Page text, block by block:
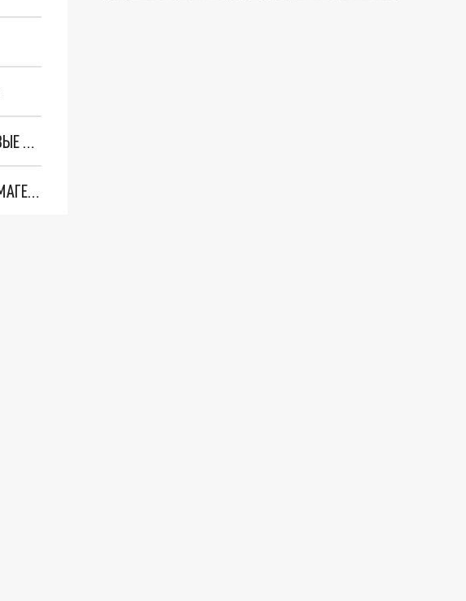
"ОЧЕНЬ ПЛОХИЕ НОВОСТИ": БОЛЬШАЯ ОШИБКА PALANTIR В РОССИИ. СТРАНЫ НАТО ВПЕРВЫЕ ЗА СВО ОСТАНОВИЛИ ПОСТАВКИ ОРУЖИЯ. ВСУ ТЕРЯЮТ ПРИГРАНИЧЬЕ?
ТРИ ГЛАВНЫХ ИНСАЙДА ОБ СВО. ОТМЕНА МОБИЛИЗАЦИИ И ВОЗВРАЩЕНИЕ "ГЕНЕРАЛА АРМАГЕДДОНА"? ОТЛИЧНЫЕ НОВОСТИ, КОТОРЫЕ ЖДАЛИ ВСЕ